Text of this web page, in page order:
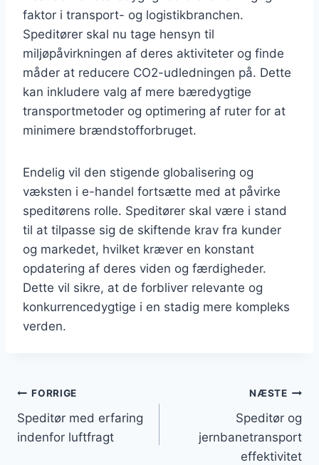
faktor i transport- og logistikbranchen.
Speditører skal nu tage hensyn til
miljøpåvirkningen af deres aktiviteter og finde
måder at reducere CO2-udledningen på. Dette
kan inkludere valg af mere bæredygtige
transportmetoder og optimering af ruter for at
minimere brændstofforbruget.
Endelig vil den stigende globalisering og
væksten i e-handel fortsætte med at påvirke
speditørens rolle. Speditører skal være i stand
til at tilpasse sig de skiftende krav fra kunder
og markedet, hvilket kræver en konstant
opdatering af deres viden og færdigheder.
Dette vil sikre, at de forbliver relevante og
konkurrencedygtige i en stadig mere kompleks
verden.
Indlægsnavigation
FORRIGE
Speditør med erfaring
indenfor luftfragt
NÆSTE
Speditør og
jernbanetransport
effektivitet